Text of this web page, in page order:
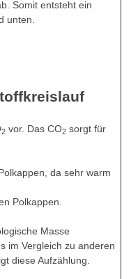
Somit entsteht ein
unten.
2 vor. Das CO2 sorgt für
da sehr warm
Polkappen.
Masse
im Vergleich zu anderen
diese Aufzählung.